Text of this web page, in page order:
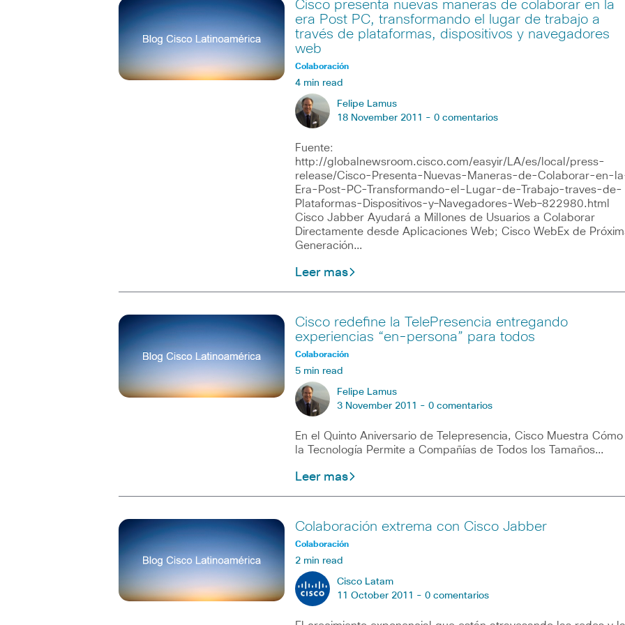
Cisco presenta nuevas maneras de colaborar en la
era Post PC, transformando el lugar de trabajo a
través de plataformas, dispositivos y navegadores
web
Colaboración
4 min read
Felipe Lamus
18 November 2011 - 0 comentarios
Fuente:
http://globalnewsroom.cisco.com/easyir/LA/es/local/press-
release/Cisco-Presenta-Nuevas-Maneras-de-Colaborar-en-
Era-Post-PC-Transformando-el-Lugar-de-Trabajo-traves-de-
Plataformas-Dispositivos-y–Navegadores-Web–822980.html
Cisco Jabber Ayudará a Millones de Usuarios a Colaborar
Directamente desde Aplicaciones Web; Cisco WebEx de
Generación…
Leer mas
Cisco redefine la TelePresencia entregando
experiencias “en-persona” para todos
Colaboración
5 min read
Felipe Lamus
3 November 2011 - 0 comentarios
En el Quinto Aniversario de Telepresencia, Cisco Muestra Cómo
la Tecnología Permite a Compañías de Todos los Tamaños…
Leer mas
Colaboración extrema con Cisco Jabber
Colaboración
2 min read
Cisco Latam
11 October 2011 - 0 comentarios